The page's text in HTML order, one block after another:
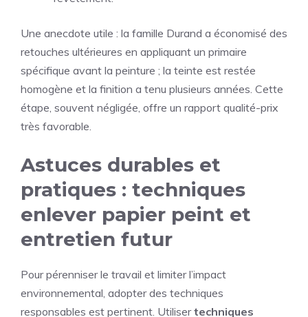
Une anecdote utile : la famille Durand a économisé des
retouches ultérieures en appliquant un primaire
spécifique avant la peinture ; la teinte est restée
homogène et la finition a tenu plusieurs années. Cette
étape, souvent négligée, offre un rapport qualité-prix
très favorable.
Astuces durables et
pratiques : techniques
enlever papier peint et
entretien futur
Pour pérenniser le travail et limiter l’impact
environnemental, adopter des techniques
responsables est pertinent. Utilisertechniques